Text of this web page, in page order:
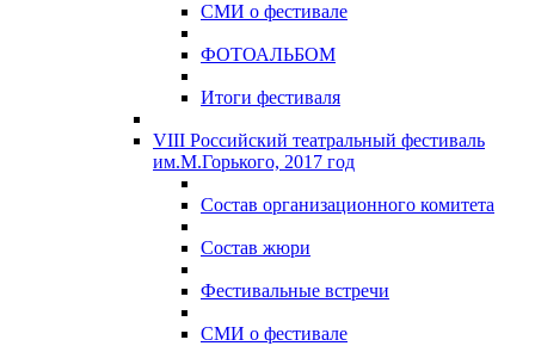
СМИ о фестивале
ФОТОАЛЬБОМ
Итоги фестиваля
VIII Российский театральный фестиваль
им.М.Горького, 2017 год
Состав организационного комитета
Состав жюри
Фестивальные встречи
СМИ о фестивале